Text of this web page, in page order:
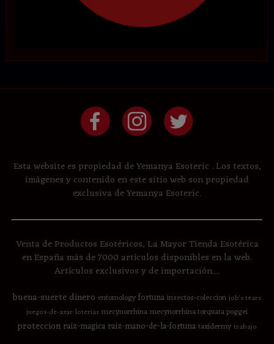
Esta website es propiedad de Yemanya Esoteric . Los textos,
imágenes y contenido en este sitio web son propiedad
exclusiva de Yemanya Esoteric.
Venta de Productos Esotéricos, La Mayor Tienda Esotérica
en España más de 7000 artículos disponibles en la web.
Artículos exclusivos y de importación....
buena-suertedinero entomologyfortunainsectos-coleccion job's tears
juegos-de-azar loterias mecynorrhinamecynorrhina torquata poggei
proteccion raiz-magica raiz-mano-de-la-fortunataxidermy trabajo